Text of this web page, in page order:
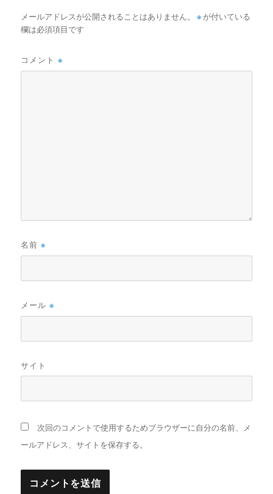
メールアドレスが公開されることはありません。 ※ が付いている
欄は必須項目です
コメント※
名前※
メール※
サイト
次回のコメントで使用するためブラウザーに自分の名前、メ
ールアドレス、サイトを保存する。